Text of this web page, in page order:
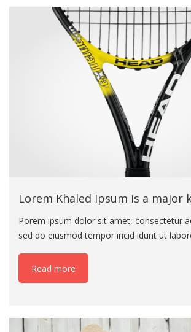
dolor sit amet, consectetur adip isicing elit,
tempor incid idunt ut labore et dolore
enim ad minim veniam eiusmod tempor
Lorem Khaled Ipsum is a major
Porem ipsum dolor sit amet, consectetur
sed do eiusmod tempor incid idunt ut
incid idunt ut labore. Porem ipsum dolor sit
consectetur adip isicing elit, sed do eius
dolor sit amet, consectetur adip isicing elit,
Read more